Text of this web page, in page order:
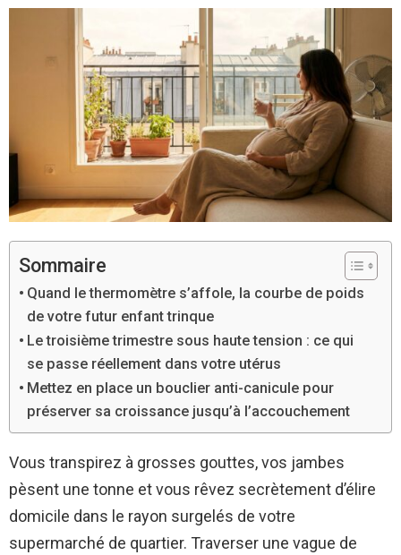
Sommaire
Quand le thermomètre s’affole, la courbe de poids
de votre futur enfant trinque
Le troisième trimestre sous haute tension : ce qui
se passe réellement dans votre utérus
Mettez en place un bouclier anti-canicule pour
préserver sa croissance jusqu’à l’accouchement
Vous transpirez à grosses gouttes, vos jambes
pèsent une tonne et vous rêvez secrètement d’élire
domicile dans le rayon surgelés de votre
supermarché de quartier. Traverser une vague de